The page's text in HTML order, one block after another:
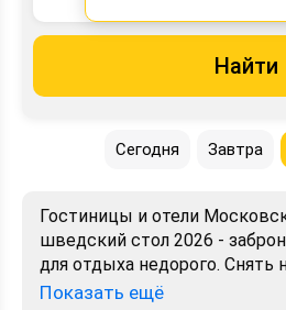
Найти
Сегодня Завтра
Гостиницы и отели
шведский стол 2026 -
для отдыха недорого. Снять
отели в Московской
Показать ещё